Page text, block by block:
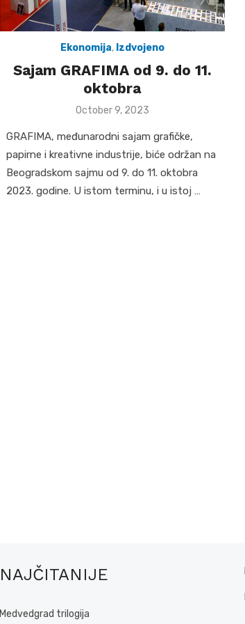
Ekonomija, Izdvojeno
Sajam GRAFIMA od 9. do 11.
oktobra
Posted
October 9, 2023
GRAFIMA, međunarodni sajam grafičke,
papirne i kreativne industrije, biće održan na
Beogradskom sajmu od 9. do 11. oktobra
2023. godine. U istom terminu, i u istoj …
NAJČITANIJE
Medvedgrad trilogija